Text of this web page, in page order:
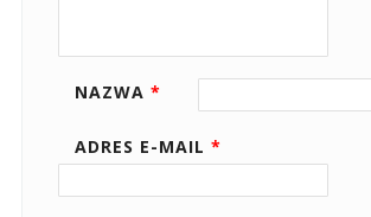
NAZWA *
ADRES E-MAIL *